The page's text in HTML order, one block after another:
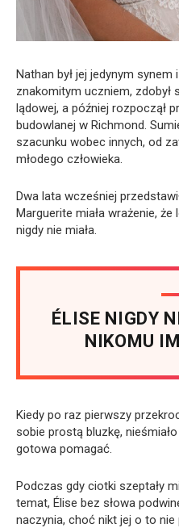
Nathan był jej jedynym synem
znakomitym uczniem, zdobył
lądowej, a później rozpoczął
budowlanej w Richmond.
szacunku wobec innych, od
młodego człowieka.
Dwa lata wcześniej
Marguerite miała wrażenie,
nigdy nie miała.
ÉLISE NIGDY
NIKOMU
Kiedy po raz pierwszy
sobie prostą bluzkę,
gotowa pomagać.
Podczas gdy ciotki szeptały
temat, Élise bez słowa
naczynia, choć nikt jej o to nie